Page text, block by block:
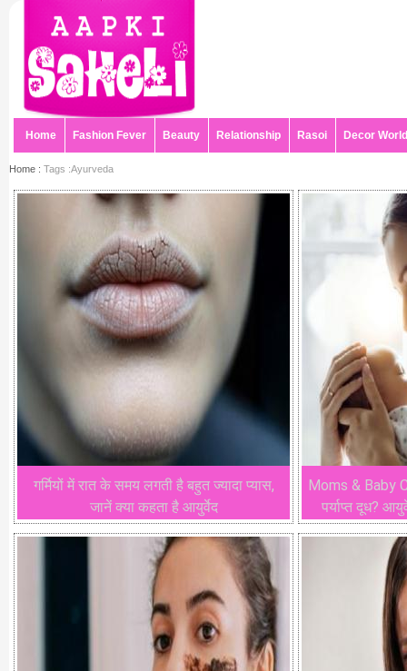
Home Fashion Fever Beauty Relationship Rasoi Decor World
Home : Tags :Ayurveda
गर्मियों में रात के समय लगती है बहुत ज्यादा प्यास,
जानें क्या कहता है आयुर्वेद
Moms & Baby
पर्याप्त दूध?